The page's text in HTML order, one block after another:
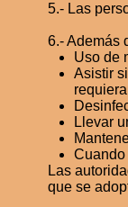
5.- Las
6.- Además
Uso de
Asistir
Llevar
Cuando
Las
que se